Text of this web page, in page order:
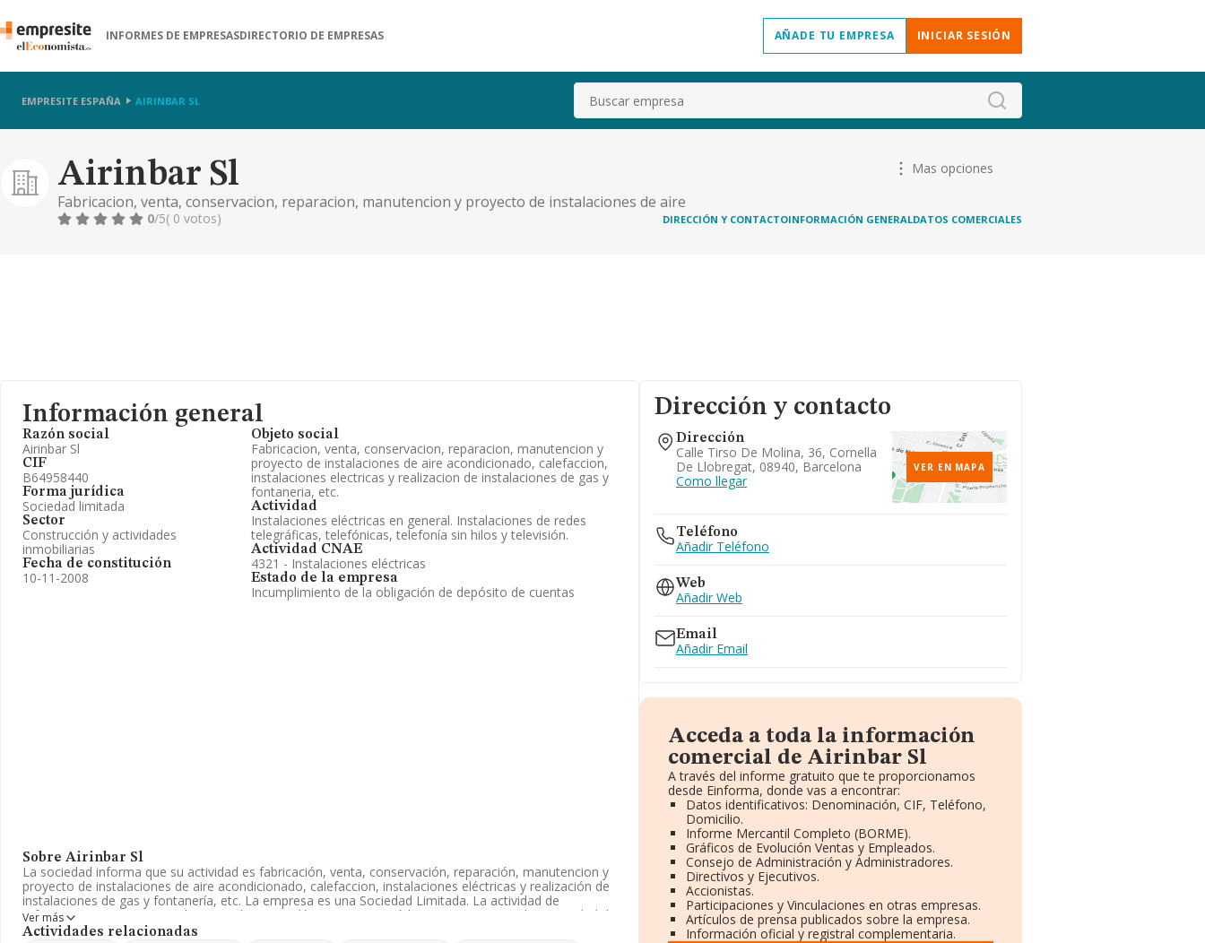
INFORMES DE EMPRESASDIRECTORIO DE EMPRESAS AÑADE TU EMPRESA INICIAR SESIÓN
EMPRESITE ESPAÑA AIRINBAR SL Buscar
Airinbar Sl
Fabricacion, venta, conservacion, reparacion, manutencion y proyecto de instalaciones de aire
acondicionado, calefaccion, instalaciones electricas y realizacion de instalaciones de gas y fontaneria,
Mas opciones
0/5( 0 votos) DIRECCIÓN Y CONTACTOINFORMACIÓN GENERALDATOS COMERCIALES
Información general
Razón social
Airinbar Sl
CIF
B64958440
Forma jurídica
Sociedad limitada
Sector
Construcción y actividades
inmobiliarias
Fecha de constitución
10-11-2008
Objeto social
Fabricacion, venta, conservacion, reparacion, manutencion y
proyecto de instalaciones de aire acondicionado, calefaccion,
instalaciones electricas y realizacion de instalaciones de gas y
fontaneria, etc.
Actividad
Instalaciones eléctricas en general. Instalaciones de redes
telegráficas, telefónicas, telefonía sin hilos y televisión.
Actividad CNAE
4321 - Instalaciones eléctricas
Estado de la empresa
Incumplimiento de la obligación de depósito de cuentas
Sobre Airinbar Sl
La sociedad informa que su actividad es fabricación, venta, conservación, reparación, manutencion y
proyecto de instalaciones de aire acondicionado, calefaccion, instalaciones eléctricas y realización de
instalaciones de gas y fontanería, etc. La empresa es una Sociedad Limitada. La actividad de
referencia CNAE corresponde a 'Instalaciones eléctricas', cuyo Código es 4321. No realiza actividad de
importación y/o exportación.
Ver más
Actividades relacionadas
Dirección y contacto
Dirección
Calle Tirso De Molina, 36, Cornella
De Llobregat, 08940, Barcelona
Como llegar
VER EN MAPA
Teléfono
Añadir Teléfono
Web
Añadir Web
Email
Añadir Email
Acceda a toda la información
comercial de Airinbar Sl
A través del informe gratuito que te proporcionamos
desde Einforma, donde vas a encontrar:
Datos identificativos: Denominación, CIF, Teléfono,
Domicilio.
Informe Mercantil Completo (BORME).
Gráficos de Evolución Ventas y Empleados.
Consejo de Administración y Administradores.
Directivos y Ejecutivos.
Accionistas.
Participaciones y Vinculaciones en otras empresas.
Artículos de prensa publicados sobre la empresa.
Información oficial y registral complementaria.